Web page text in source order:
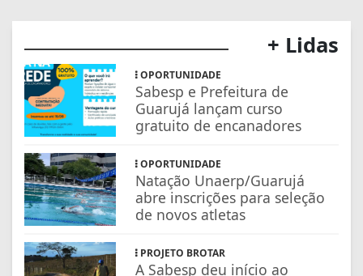
+ Lidas
OPORTUNIDADE
Sabesp e Prefeitura de
Guarujá lançam curso
gratuito de encanadores
OPORTUNIDADE
Natação Unaerp/Guarujá
abre inscrições para seleção
de novos atletas
PROJETO BROTAR
A Sabesp deu início ao